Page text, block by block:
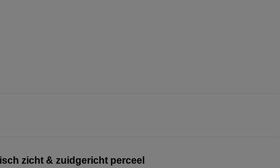
zicht & zuidgericht perceel